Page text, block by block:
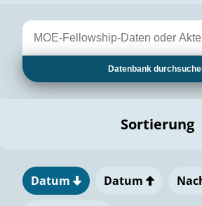
Datenbank
Sortierung
Datum Datum